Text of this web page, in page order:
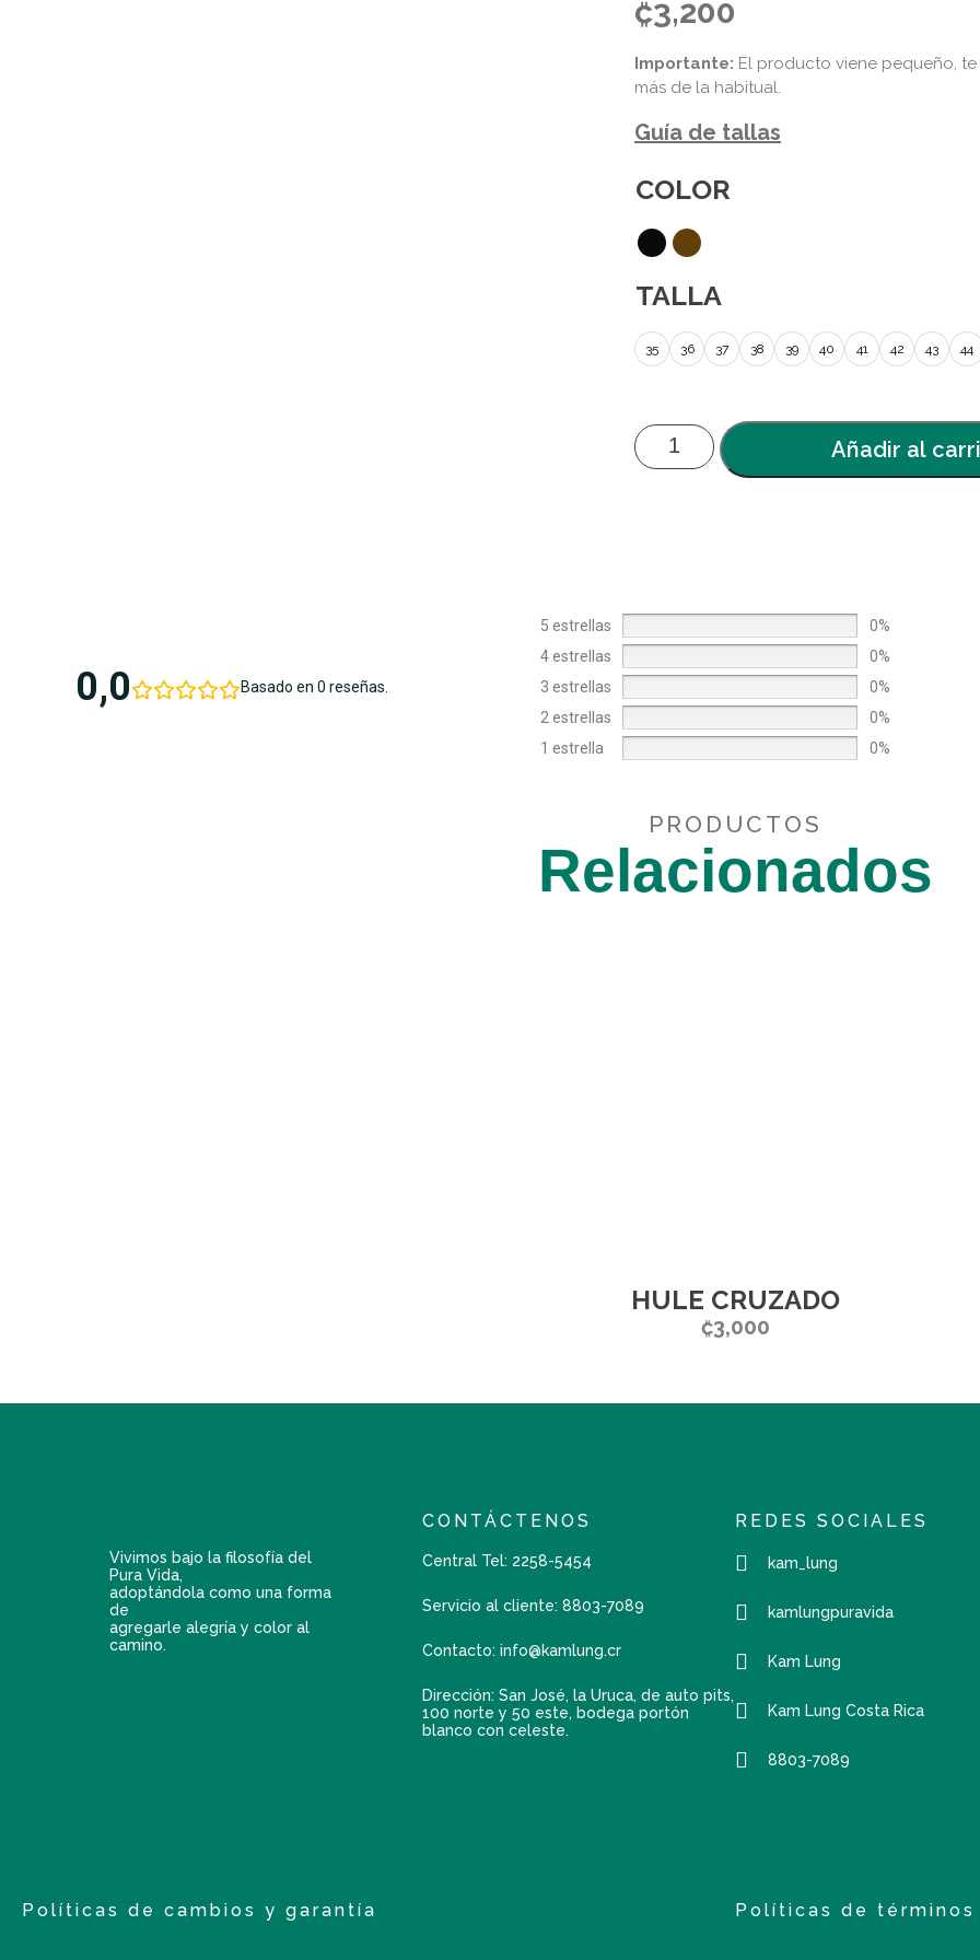
₡3,200
Importante: El producto viene pequeño,
más de la habitual.
Guía de tallas
COLOR
TALLA
35 36 37 38 39 40 41 42 43 44
Añadir al
0,0 Basado en 0 reseñas.
5 estrellas
0%
4 estrellas
0%
3 estrellas
0%
2 estrellas
0%
1 estrella
0%
PRODUCTOS
Relacionados
HULE CRUZADO
₡3,000
Vivimos bajo la filosofía del
Pura Vida,
adoptándola como una forma
de
agregarle alegría y color al
camino.
CONTÁCTENOS
Central Tel: 2258-5454
Servicio al cliente: 8803-7089
Contacto: info@kamlung.cr
Dirección: San José, la Uruca, de auto pits,
100 norte y 50 este, bodega portón
blanco con celeste.
REDES SOCIALES
kam_lung
kamlungpuravida
Kam Lung
Kam Lung Costa Rica
8803-7089
Políticas de cambios y garantía Políticas de términos